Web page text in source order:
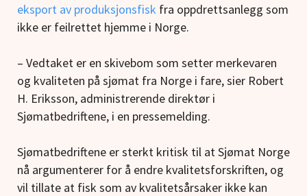
eksport av produksjonsfisk fra oppdrettsanlegg som
ikke er feilrettet hjemme i Norge.
– Vedtaket er en skivebom som setter merkevaren
og kvaliteten på sjømat fra Norge i fare, sier Robert
H. Eriksson, administrerende direktør i
Sjømatbedriftene, i en pressemelding.
Sjømatbedriftene er sterkt kritisk til at Sjømat Norge
nå argumenterer for å endre kvalitetsforskriften, og
vil tillate at fisk som av kvalitetsårsaker ikke kan